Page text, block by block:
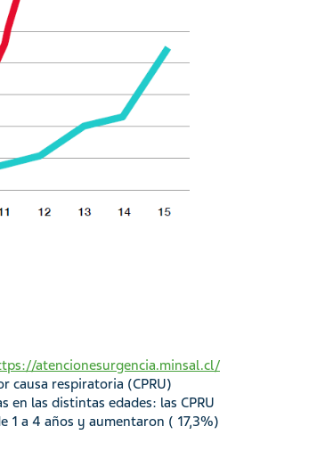
atencionesurgencia.minsal.cl/
causa respiratoria (CPRU)
las distintas edades: las CPRU
1 a 4 años y aumentaron ( 17,3%)